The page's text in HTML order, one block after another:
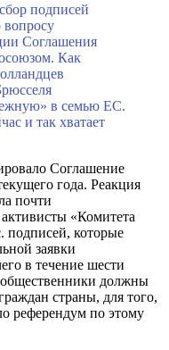
подписей
вопросу
Соглашения
Как
в семью ЕС.
и так хватает
Соглашение
года. Реакция
почти
«Комитета
подписей, которые
заявки
в течение шести
общественники должны
страны, для того,
референдум по этому